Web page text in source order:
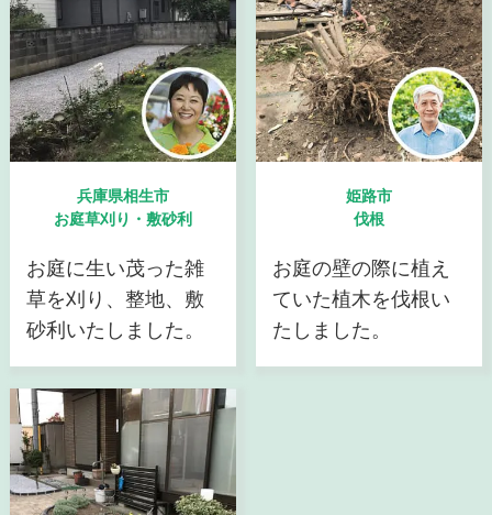
兵庫県相生市
お庭草刈り・敷砂利
お庭に生い茂った雑
草を刈り、整地、敷
砂利いたしました。
姫路市
伐根
お庭の壁の際に植え
ていた植木を伐根い
たしました。